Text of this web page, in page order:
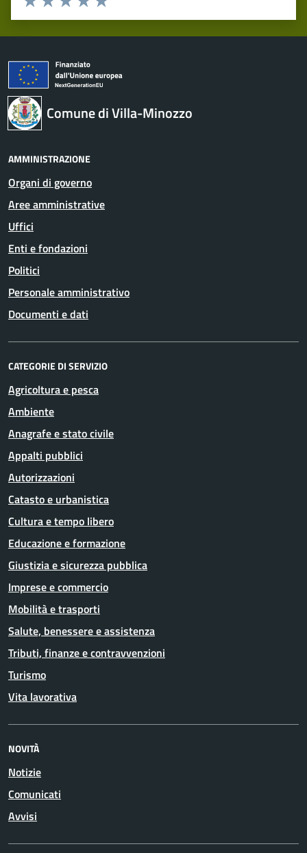
Valuta 5 stelle su 5
Valuta 4 stelle su 5
Valuta 3 stelle su 5
Valuta 2 stelle su 5
Valuta 1 stelle su 5
Comune di Villa-Minozzo
AMMINISTRAZIONE
Organi di governo
Aree amministrative
Uffici
Enti e fondazioni
Politici
Personale amministrativo
Documenti e dati
CATEGORIE DI SERVIZIO
Agricoltura e pesca
Ambiente
Anagrafe e stato civile
Appalti pubblici
Autorizzazioni
Catasto e urbanistica
Cultura e tempo libero
Educazione e formazione
Giustizia e sicurezza pubblica
Imprese e commercio
Mobilità e trasporti
Salute, benessere e assistenza
Tributi, finanze e contravvenzioni
Turismo
Vita lavorativa
NOVITÀ
Notizie
Comunicati
Avvisi